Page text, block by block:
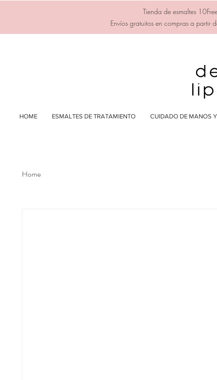
Tienda de esmaltes
Envíos gratuitos en compras a partir
HOME ESMALTES DE TRATAMIENTO CUIDADO DE MANOS
Home